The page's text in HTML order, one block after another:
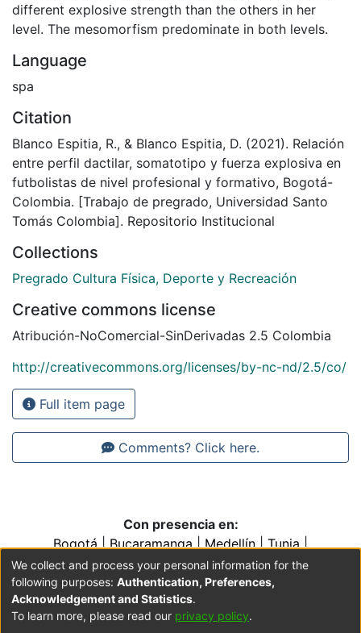
different explosive strength than the others in her
level. The mesomorfism predominate in both levels.
Language
spa
Citation
Blanco Espitia, R., & Blanco Espitia, D. (2021). Relación
entre perfil dactilar, somatotipo y fuerza explosiva en
futbolistas de nivel profesional y formativo, Bogotá-
Colombia. [Trabajo de pregrado, Universidad Santo
Tomás Colombia]. Repositorio Institucional
Collections
Pregrado Cultura Física, Deporte y Recreación
Creative commons license
Atribución-NoComercial-SinDerivadas 2.5 Colombia
http://creativecommons.org/licenses/by-nc-nd/2.5/co/
Full item page
Comments? Click here.
Con presencia en:
Bogotá|Bucaramanga|Medellín|Tunja|
Villavicencio|Conventos y Colegios de la Orden de
Predicadores
We collect and process your personal information for the
following purposes: Authentication, Preferences,
Acknowledgement and Statistics.
To learn more, please read our privacy policy.